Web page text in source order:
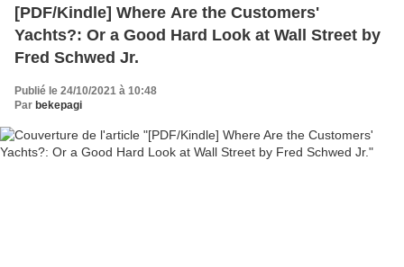
[PDF/Kindle] Where Are the Customers'
Yachts?: Or a Good Hard Look at Wall Street by
Fred Schwed Jr.
Publié le 24/10/2021 à 10:48
Par bekepagi